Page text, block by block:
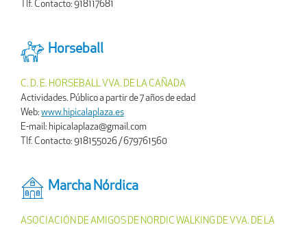
Tlf. Contacto: 918117681
Horseball
C. D. E. HORSEBALL VVA. DE LA CAÑADA
Actividades. Público a partir de 7 años de edad
Web: www.hipicalaplaza.es
E-mail: hipicalaplaza@gmail.com
Tlf. Contacto: 918155026 / 679761560
Marcha Nórdica
ASOCIACIÓN DE AMIGOS DE NORDIC WALKING DE VVA. DE LA